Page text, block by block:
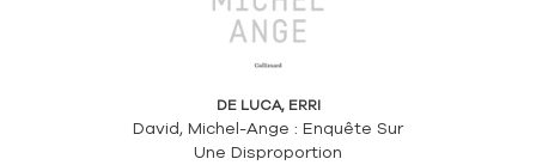
DE LUCA, ERRI
David, Michel-Ange : Enquête Sur
Une Disproportion